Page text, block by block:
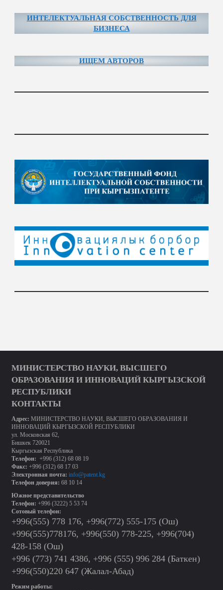
ИНТЕЛЕКТУАЛЬНАЯ СОБСТВЕННОСТЬ ДЛЯ
БИЗНЕСА
ИЩЕМ АВТОРОВ
МИНИСТЕРСТВО НАУКИ, ВЫСШЕГО
ОБРАЗОВАНИЯ И ИННОВАЦИЙ КЫРГЫЗСКОЙ
РЕСПУБЛИКИ
КОНТАКТЫ
Адрес: МИНИСТЕРСТВО НАУКИ, ВЫСШЕГО ОБРАЗОВАНИЯ И
ИННОВАЦИЙ КЫРГЫЗСКОЙ РЕСПУБЛИКИ
ул. Московская 62,
Бишкек 720021
Кыргызская Республика
Телефон: +996 (312) 68 08 19
Факс: +996 (312) 68 17 03
Электронная почта: info@patent.kg
Телефон доверия: 68 10 14
Южное представительство
Телефон: +996 (3222) 5 53 74
Сотовый телефон:
+996(555) 778 176, +996(772) 555-175 (Ош)
+996(555)778176, +996(550) 778-225, +996(704)
428-158 (Ош)
+996 (773) 741 438б, +996 (555) 996 284 (Баткен)
+996(550)220 647 (Жалал-Абад)
Режим работы: